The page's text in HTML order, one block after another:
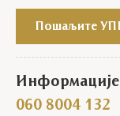
Пошаљите
060 8004 132